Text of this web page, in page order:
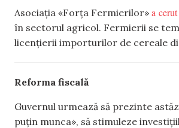
Asociația «Forța Fermierilor» a
în sectorul agricol. Fermierii se
licențierii importurilor de cereale
Reforma fiscală
Guvernul urmează să prezinte
puțin munca», să stimuleze